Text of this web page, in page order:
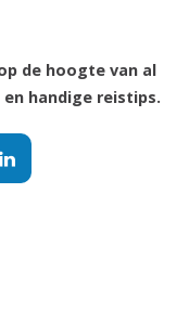
de hoogte van al
handige reistips.